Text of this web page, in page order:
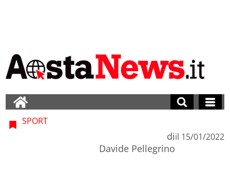
SPORT
di
Davide Pellegrino
il 15/01/2022